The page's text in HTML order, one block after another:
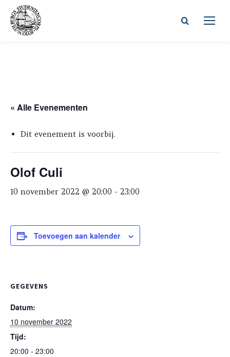
Zoeken:
« Alle Evenementen
Dit evenement is voorbij.
Olof Culi
10 november 2022 @ 20:00 - 23:00
Toevoegen aan kalender
GEGEVENS
Datum:
10 november 2022
Tijd:
20:00 - 23:00